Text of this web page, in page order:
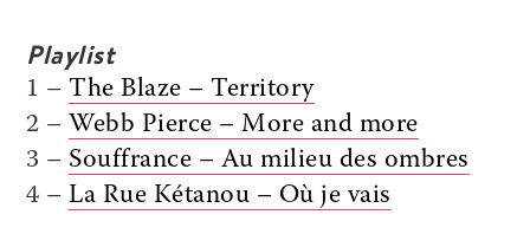
Playlist
1 – The Blaze – Territory
2 – Webb Pierce – More and more
3 – Souffrance – Au milieu des ombres
4 –La Rue Kétanou – Où je vais